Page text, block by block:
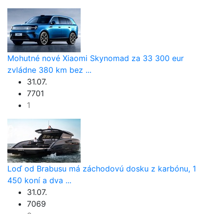
Mohutné nové Xiaomi Skynomad za 33 300 eur
zvládne 380 km bez ...
31.07.
7701
1
Loď od Brabusu má záchodovú dosku z karbónu, 1
450 koní a dva ...
31.07.
7069